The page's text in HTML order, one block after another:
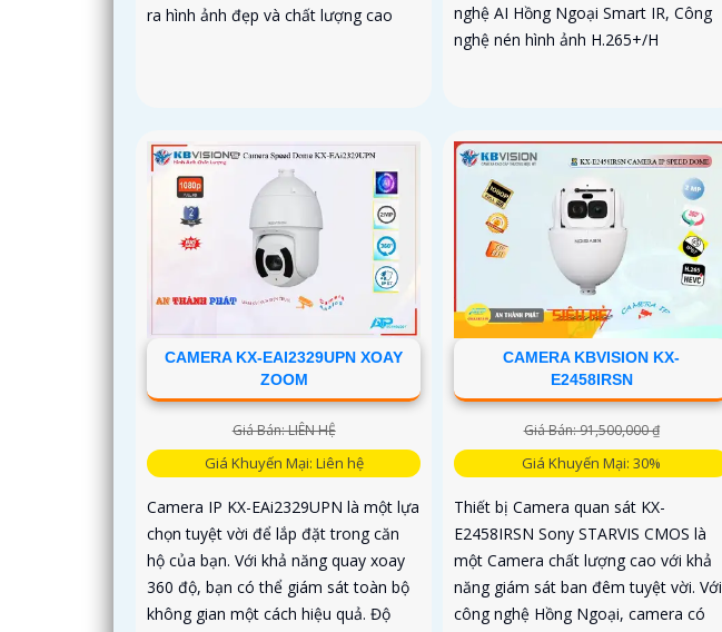
ra hình ảnh đẹp và chất lượng cao
nghệ AI Hồng Ngoại Smart IR, Công
nghệ nén hình ảnh H.265+/H
CAMERA KX-EAI2329UPN XOAY
ZOOM
Giá Bán: LIÊN HỆ
Giá Khuyến Mại: Liên hệ
Camera IP KX-EAi2329UPN là một lựa
chọn tuyệt vời để lắp đặt trong căn
hộ của bạn. Với khả năng quay xoay
360 độ, bạn có thể giám sát toàn bộ
không gian một cách hiệu quả. Độ
CAMERA KBVISION KX-
E2458IRSN
Giá Bán: 91,500,000 ₫
Giá Khuyến Mại: 30%
Thiết bị Camera quan sát KX-
E2458IRSN Sony STARVIS CMOS là
một Camera chất lượng cao với khả
năng giám sát ban đêm tuyệt vời. Với
công nghệ Hồng Ngoại, camera có